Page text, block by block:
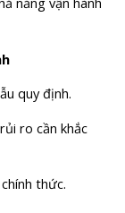
quy định.
ro cần khắc
thức.